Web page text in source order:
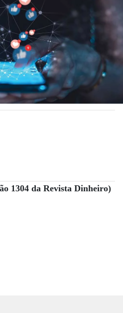
1304 da Revista Dinheiro)